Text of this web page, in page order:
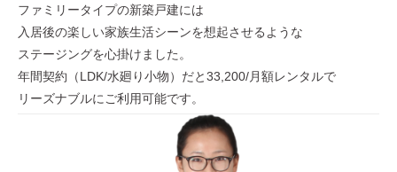
ファミリータイプの新築戸建には
入居後の楽しい家族生活シーンを想起させるような
ステージングを心掛けました。
年間契約（LDK/水廻り小物）だと33,200/月額レンタルで
リーズナブルにご利用可能です。